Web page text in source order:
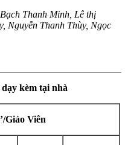
Thanh Minh, Lê thị
Nguyễn Thanh Thùy, Ngọc
kèm tại nhà
Giáo Viên